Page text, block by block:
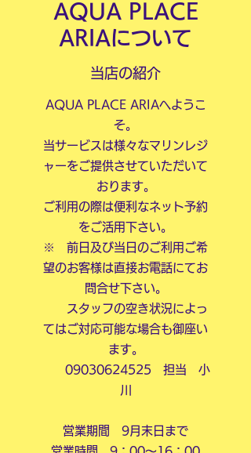
AQUA PLACE
ARIAについて
当店の紹介
AQUA PLACE ARIAへようこ
そ。
当サービスは様々なマリンレジ
ャーをご提供させていただいて
おります。
​ご利用の際は便利なネット予約
をご活用下さい。
※ 前日及び当日のご利用ご希
望のお客様は直接お電話にてお
問合せ下さい。
スタッフの空き状況によっ
てはご対応可能な場合も御座い
ます。
09030624525 担当 小
川
営業期間 9月末日まで